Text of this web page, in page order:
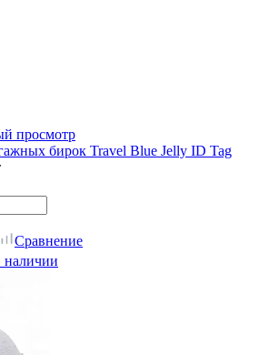
просмотр
бирок Travel Blue Jelly ID Tag
Сравнение
наличии